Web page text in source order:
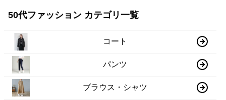
50代ファッション カテゴリ一覧
コート
パンツ
ブラウス・シャツ